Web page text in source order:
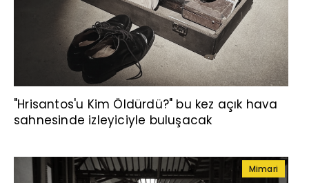
"Hrisantos'u Kim Öldürdü?" bu kez açık hava
sahnesinde izleyiciyle buluşacak
Mimari